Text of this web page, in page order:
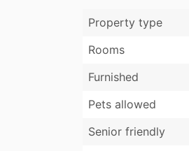
Der er gode
Property type
Rooms
Furnished
Pets allowed
Senior friendly